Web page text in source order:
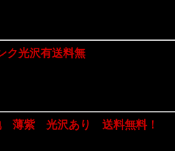
ク光沢有送料無
薄紫 光沢あり 送料無料！